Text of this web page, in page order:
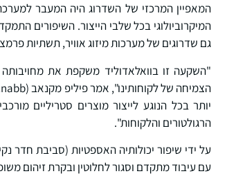
המאפיין המרכזי של השדרוג היה המעבר
המיקרוביולוגי בכל שלבי הייצור. השיפורים
גם שדרוגים של מערכות מיזוג אוויר, תשתיות
"השקעה זו בוואלאדוליד משקפת את מחויבותה
יותר בכל הנוגע לייצור מוצרים סטריליים
הרגולטורים והלקוחות".
על ידי שיפור יכולותיה האספטיות (סביבת חדר
עם עיבוד מתקדם וסגור לחלוטין ובקרת זיהום